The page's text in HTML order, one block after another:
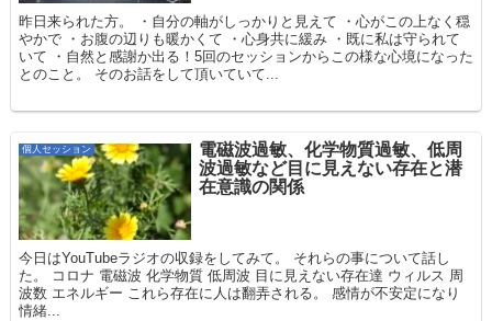
昨日来られた方。 ・自分の軸がしっかりと見えて ・心がこの上なく穏
やかで ・お腹の辺りも暖かくて ・心身共に緩み ・既に私は守られて
いて ・自然と感謝か出る！5回のセッションからこの様な心境になった
とのこと。 そのお話をして頂いていて...
個人セッション
電磁波過敏、化学物質過敏、低周
波過敏など目に見えない存在と潜
在意識の関係
今日はYouTubeラジオの収録をしてみて。 それらの事について話し
た。 コロナ 電磁波 化学物質 低周波 目に見えない存在達 ウィルス 周
波数 エネルギー これら存在に人は翻弄される。 感情が不安定になり
情緒...